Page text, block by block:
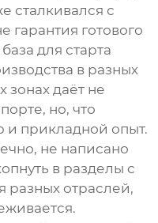
сталкивался с
гарантия готового
для старта
в разных
зонах даёт не
но, что
прикладной опыт.
не написано
в разделы с
разных отраслей,